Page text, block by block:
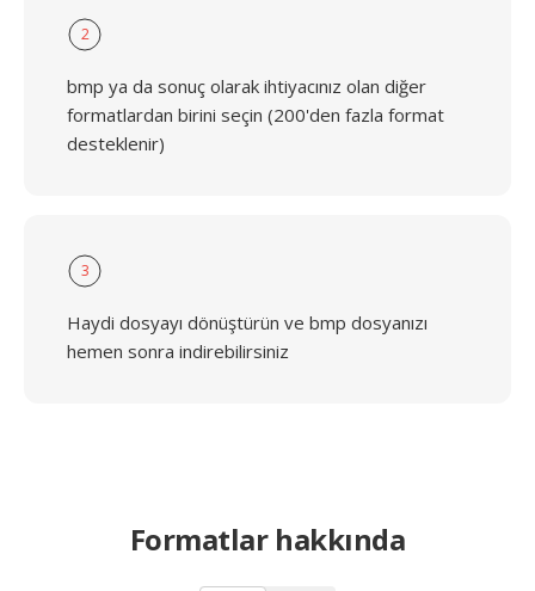
2
bmp ya da sonuç olarak ihtiyacınız olan diğer
formatlardan birini seçin (200'den fazla format
desteklenir)
3
Haydi dosyayı dönüştürün ve bmp dosyanızı
hemen sonra indirebilirsiniz
Formatlar hakkında